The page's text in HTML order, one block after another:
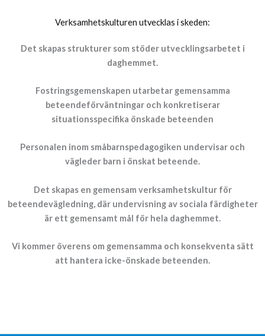
Verksamhetskulturen utvecklas i skeden:
Det skapas strukturer som stöder utvecklingsarbetet i
daghemmet.
Fostringsgemenskapen utarbetargemensamma
beteendeförväntningar och konkretiserar
situationsspecifika önskade beteenden
Personalen inom småbarnspedagogiken undervisar och
vägleder barn i önskat beteende.
Det skapas en gemensam verksamhetskultur för
beteendevägledning, där undervisning av sociala färdigheter
är ett gemensamt mål för hela daghemmet.
Vi kommer överens om gemensamma och konsekventa sätt
att hantera icke-önskade beteenden.